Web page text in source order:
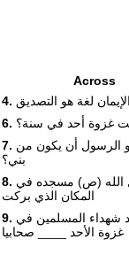
Across
4. الإيمان لغة هو التصديق
6. غزوة أحد في سنة؟
7.
بني؟
8.
المكان الذي بركت
9.
غزوة الأحد ____ صحابيا